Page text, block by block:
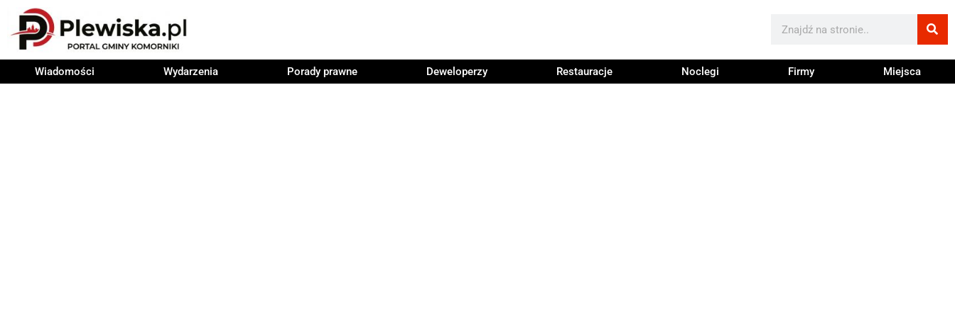
Wiadomości Wydarzenia Porady prawne Deweloperzy Restauracje Noclegi Firmy Miejsca